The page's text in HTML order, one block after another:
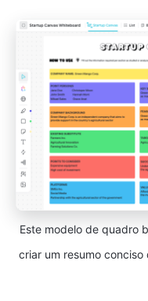
Este modelo de quadro
criar um resumo